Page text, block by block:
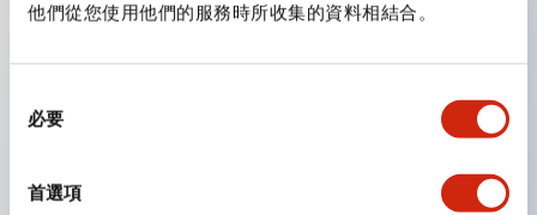
他們從您使用他們的服務時所收集的資料相結合。
必要
首選項
纖薄且堅固的設計